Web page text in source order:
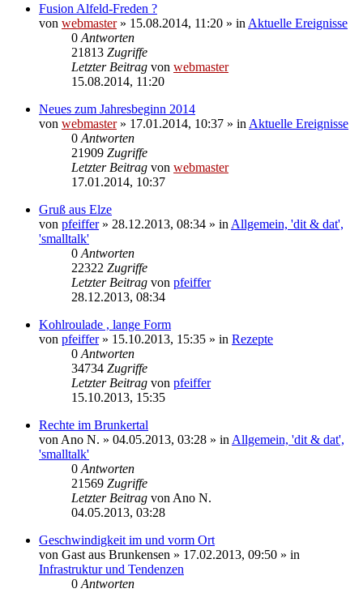
Fusion Alfeld-Freden ?
von webmaster» 15.08.2014, 11:20 » in Aktuelle Ereignisse
0 Antworten
21813 Zugriffe
Letzter Beitrag von webmaster
15.08.2014, 11:20
Neues zum Jahresbeginn 2014
von webmaster» 17.01.2014, 10:37 » in Aktuelle Ereignisse
0 Antworten
21909 Zugriffe
Letzter Beitrag von webmaster
17.01.2014, 10:37
Gruß aus Elze
von pfeiffer» 28.12.2013, 08:34 » in Allgemein, 'dit & dat',
'smalltalk'
0 Antworten
22322 Zugriffe
Letzter Beitrag von pfeiffer
28.12.2013, 08:34
Kohlroulade , lange Form
von pfeiffer» 15.10.2013, 15:35 » in Rezepte
0 Antworten
34734 Zugriffe
Letzter Beitrag von pfeiffer
15.10.2013, 15:35
Rechte im Brunkertal
von Ano N. » 04.05.2013, 03:28 » in Allgemein, 'dit & dat',
'smalltalk'
0 Antworten
21569 Zugriffe
Letzter Beitrag von Ano N.
04.05.2013, 03:28
Geschwindigkeit im und vorm Ort
von Gast aus Brunkensen » 17.02.2013, 09:50 » in
Infrastruktur und Tendenzen
0 Antworten